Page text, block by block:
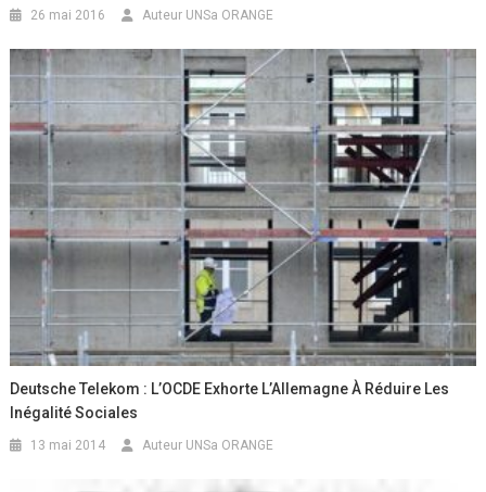
26 mai 2016 Auteur UNSa ORANGE
Deutsche Telekom : L’OCDE Exhorte L’Allemagne À Réduire Les
Inégalité Sociales
13 mai 2014 Auteur UNSa ORANGE